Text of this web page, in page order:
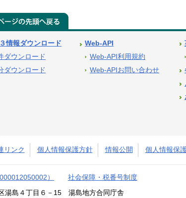
情報ダウンロード
ダウンロード
ダウンロード
Web-API
Web-API利用規約
Web-APIお問い合わせ
リンク 個人情報保護方針 情報公開 個人情報保護
） 社会保障・税番号制度
湯島４丁目６－15 湯島地方合同庁舎